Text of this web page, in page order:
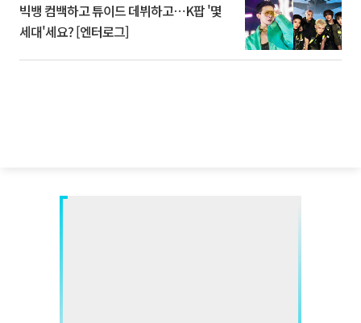
빅뱅 컴백하고 튜이드 데뷔하고⋯K팝 '몇
세대'세요? [엔터로그]